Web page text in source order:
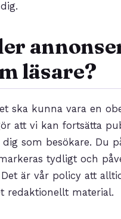
läsare?
ska kunna vara en
att vi kan fortsätta
som besökare. Du
tydligt och
är vår policy att
redaktionellt material.